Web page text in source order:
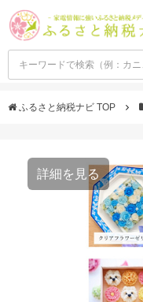
ふるさと納税ナビ TOP
詳細を見る